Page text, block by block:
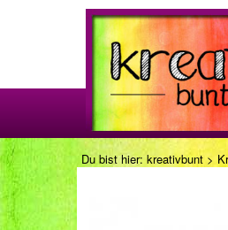
Du bist hier: kreativbunt >